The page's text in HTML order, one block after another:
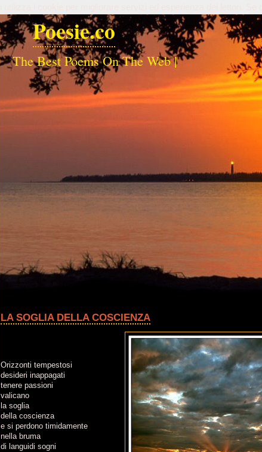
Poesie.co
The Best Poems On The Web |
LA SOGLIA DELLA COSCIENZA
Orizzonti tempestosi
desideri inappagati
tenere passioni
valicano
la soglia
della coscienza
e si perdono timidamente
nella bruma
di languidi sogni